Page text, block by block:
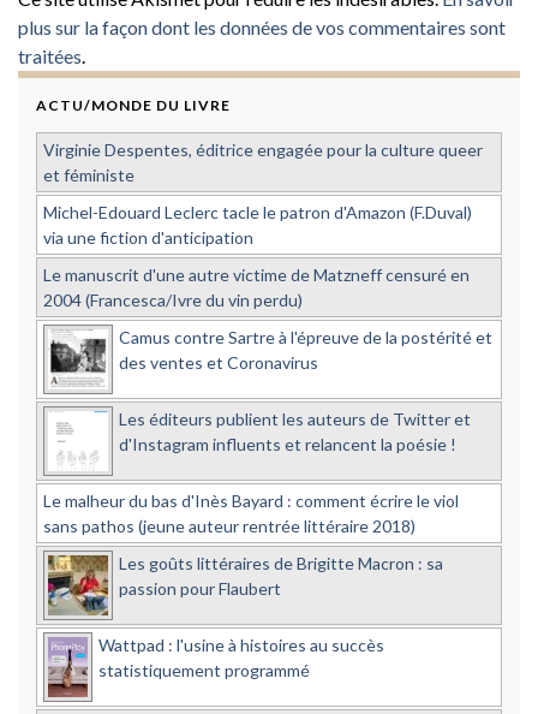
plus sur la façon dont les données de vos commentaires sont
traitées
ACTU/MONDE DU LIVRE
Virginie Despentes, éditrice engagée pour la culture queer
et féministe
Michel-Edouard Leclerc tacle le patron d'Amazon (F.Duval)
via une fiction d'anticipation
Le manuscrit d'une autre victime de Matzneff censuré en
2004 (Francesca/Ivre du vin perdu)
Camus contre Sartre à l'épreuve de la postérité et
des ventes et Coronavirus
Les éditeurs publient les auteurs de Twitter et
d'Instagram influents et relancent la poésie !
Le malheur du bas d'Inès Bayard : comment écrire le viol
sans pathos (jeune auteur rentrée littéraire 2018)
Les goûts littéraires de Brigitte Macron : sa
passion pour Flaubert
Wattpad : l'usine à histoires au succès
statistiquement programmé